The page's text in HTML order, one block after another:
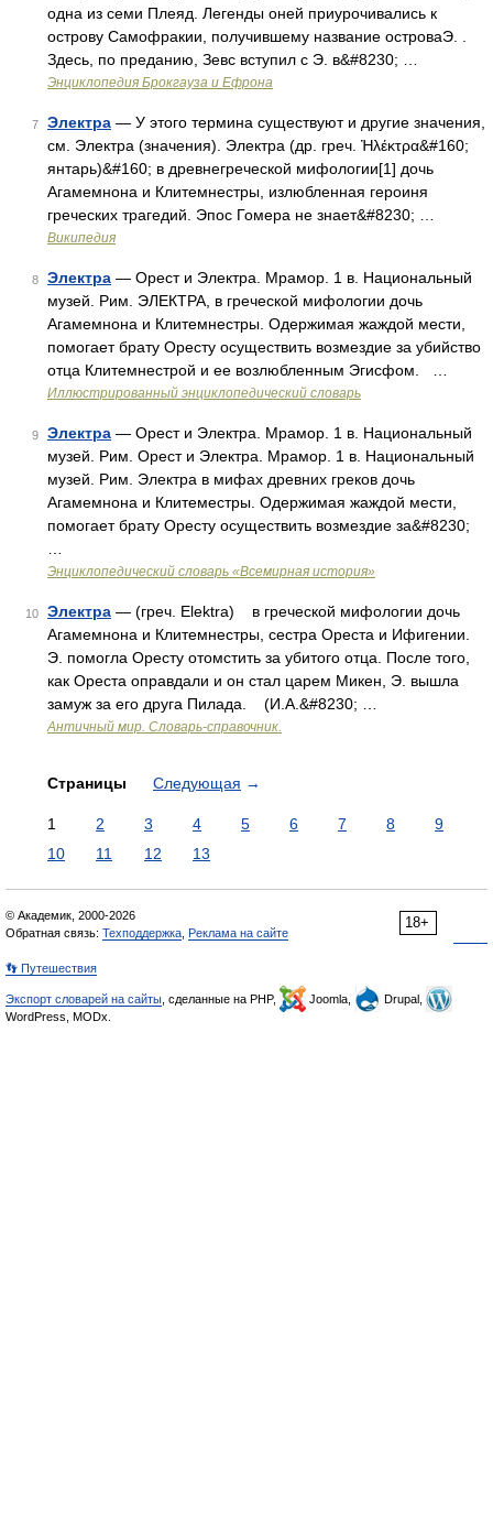
одна из семи Плеяд. Легенды оней приурочивались к
острову Самофракии, получившему название островаЭ. .
Здесь, по преданию, Зевс вступил с Э. в&#8230; …
Энциклопедия Брокгауза и Ефрона
7 Электра — У этого термина существуют и другие значения,
см. Электра (значения). Электра (др. греч. Ἠλέκτρα&#160;
янтарь)&#160; в древнегреческой мифологии[1] дочь
Агамемнона и Клитемнестры, излюбленная героиня
греческих трагедий. Эпос Гомера не знает&#8230; …
Википедия
8 Электра — Орест и Электра. Мрамор. 1 в. Национальный
музей. Рим. ЭЛЕКТРА, в греческой мифологии дочь
Агамемнона и Клитемнестры. Одержимая жаждой мести,
помогает брату Оресту осуществить возмездие за убийство
отца Клитемнестрой и ее возлюбленным Эгисфом. …
Иллюстрированный энциклопедический словарь
9 Электра — Орест и Электра. Мрамор. 1 в. Национальный
музей. Рим. Орест и Электра. Мрамор. 1 в. Национальный
музей. Рим. Электра в мифах древних греков дочь
Агамемнона и Клитеместры. Одержимая жаждой мести,
помогает брату Оресту осуществить возмездие за&#8230;
Энциклопедический словарь «Всемирная история»
10 Электра — (греч. Elektra) в греческой мифологии дочь
Агамемнона и Клитемнестры, сестра Ореста и Ифигении.
Э. помогла Оресту отомстить за убитого отца. После того,
как Ореста оправдали и он стал царем Микен, Э. вышла
замуж за его друга Пилада. (И.А.&#8230; …
Античный мир. Словарь-справочник.
Страницы Следующая →
1 2 3 4 5 6 7 8
9
10
11 12 13
18+
© Академик, 2000-2026
Обратная связь: Техподдержка Реклама на сайте
👣 Путешествия
Экспорт словарей на сайты , сделанные на PHP, Joomla,
Drupal,
WordPress, MODx.